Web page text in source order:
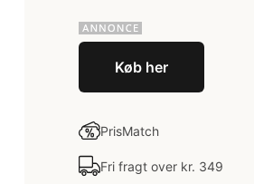
Køb her
PrisMatch
Fri fragt over kr. 349